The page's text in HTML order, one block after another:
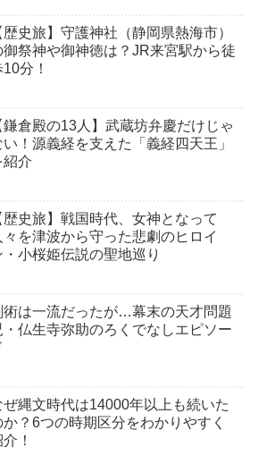
歴史旅】守護神社（静岡県熱海市）
御祭神や御神徳は？JR来宮駅から徒
分！
鎌倉殿の13人】武蔵坊弁慶だけじゃ
い！源義経を支えた「義経四天王」
紹介
歴史旅】戦国時代、女神となって
々を津波から守った悲劇のヒロイ
・小桜姫伝説の聖地巡り
術は一流だったが…幕末の天才問題
・仏生寺弥助のろくでなしエピソー
ぜ縄文時代は14000年以上も続いた
か？6つの時期区分をわかりやすく
！